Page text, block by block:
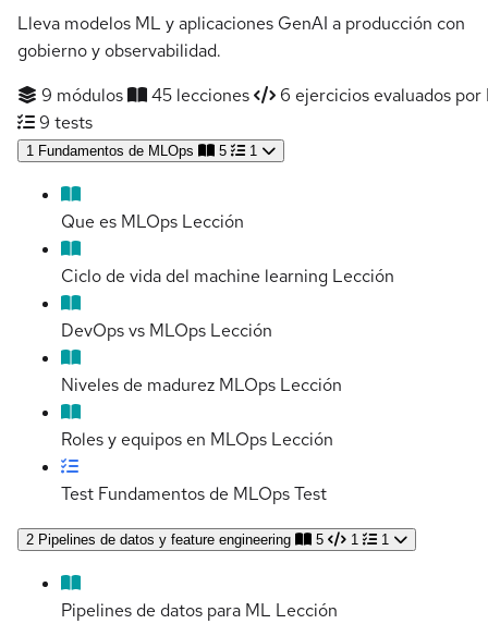
Lleva modelos ML y aplicaciones GenAI a producción con
gobierno y observabilidad.
9 módulos
45 lecciones
6 ejercicios evaluados por
9 tests
1 Fundamentos de MLOps 5 1
Que es MLOps Lección
Ciclo de vida del machine learning Lección
DevOps vs MLOps Lección
Niveles de madurez MLOps Lección
Roles y equipos en MLOps Lección
Test Fundamentos de MLOpsTest
2 Pipelines de datos y feature engineering 5 1 1
Pipelines de datos para ML Lección